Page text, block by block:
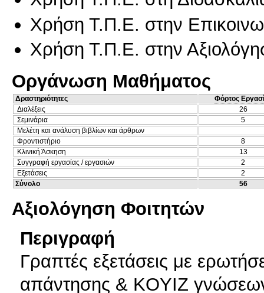
Χρήση Τ.Π.Ε. στην
Χρήση Τ.Π.Ε. στην
Οργάνωση Μαθήματος
Δραστηριότητες
Φόρτος
Διαλέξεις
26
Σεμινάρια
5
Μελέτη και ανάλυση βιβλίων και άρθρων
Φροντιστήριο
8
Κλινική Άσκηση
13
Συγγραφή εργασίας / εργασιών
2
Εξετάσεις
2
Σύνολο
56
Αξιολόγηση Φοιτητών
Περιγραφή
Γραπτές εξετάσεις με
απάντησης & KOYIZ